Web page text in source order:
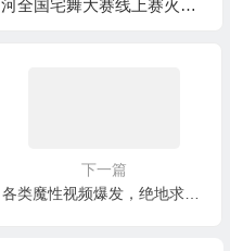
河全国宅舞大赛线上赛火热
下一篇
各类魔性视频爆发，绝地求生新地图卡拉金火爆这个春节